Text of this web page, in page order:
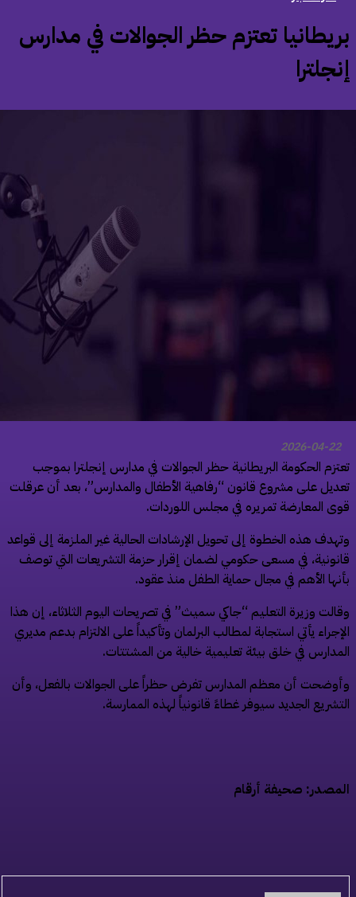
تعتزم حظر الجوالات في مدارس
2026-04-22
الحكومة البريطانية حظر الجوالات في مدارس إنجلترا بموجب
على مشروع قانون “رفاهية الأطفال والمدارس”، بعد أن عرقلت
المعارضة تمريره في مجلس اللوردات.
هذه الخطوة إلى تحويل الإرشادات الحالية غير الملزمة إلى قواعد
في مسعى حكومي لضمان إقرار حزمة التشريعات التي توصف
الأهم في مجال حماية الطفل منذ عقود.
وزيرة التعليم “جاكي سميث” في تصريحات اليوم الثلاثاء، إن هذا
يأتي استجابة لمطالب البرلمان وتأكيداً على الالتزام بدعم مديري
في خلق بيئة تعليمية خالية من المشتتات.
أن معظم المدارس تفرض حظراً على الجوالات بالفعل، وأن
الجديد سيوفر غطاءً قانونياً لهذه الممارسة.
صحيفة أرقام